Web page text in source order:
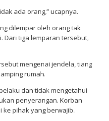
ada orang,” ucapnya.
dilempar oleh orang tak
Dari tiga lemparan tersebut,
mengenai jendela, tiang
rumah.
dan tidak mengetahui
penyerangan. Korban
pihak yang berwajib.